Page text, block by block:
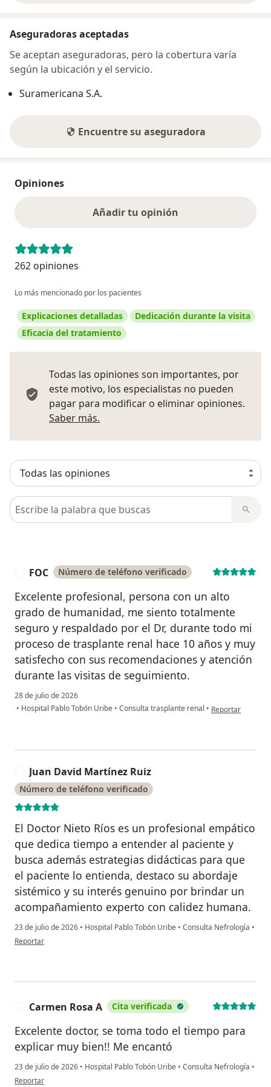
Aseguradoras aceptadas
Se aceptan aseguradoras, pero la cobertura varía
según la ubicación y el servicio.
Suramericana S.A.
Encuentre su aseguradora
Opiniones
Añadir tu opinión
262 opiniones
Lo más mencionado por los pacientes
Explicaciones detalladas
Dedicación durante la visita
Eficacia del tratamiento
Todas las opiniones son importantes, por
este motivo, los especialistas no pueden
pagar para modificar o eliminar opiniones.
Saber más.
Busca en opiniones
FOC Número de teléfono verificado
Excelente profesional, persona con un alto
grado de humanidad, me siento totalmente
seguro y respaldado por el Dr, durante todo mi
proceso de trasplante renal hace 10 años y muy
satisfecho con sus recomendaciones y atención
durante las visitas de seguimiento.
28 de julio de 2026
• Hospital Pablo Tobón Uribe • Consulta trasplante renal • en opinión del
Reportar
Juan David Martínez Ruiz
Número de teléfono verificado
El Doctor Nieto Ríos es un profesional empático
que dedica tiempo a entender al paciente y
busca además estrategias didácticas para que
el paciente lo entienda, destaco su abordaje
sistémico y su interés genuino por brindar un
acompañamiento experto con calidez humana.
23 de julio de 2026 • Hospital Pablo Tobón Uribe • Consulta Nefrología •
en opinión del usuario Juan David Martínez Ruiz
Reportar
Carmen Rosa A Cita verificada
Excelente doctor, se toma todo el tiempo para
explicar muy bien!! Me encantó
23 de julio de 2026 • Hospital Pablo Tobón Uribe • Consulta Nefrología •
en opinión del usuario Carmen Rosa A
Reportar